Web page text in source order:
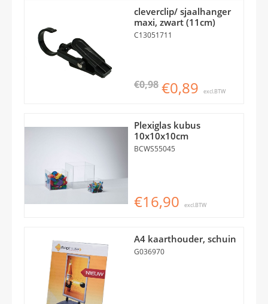
cleverclip/ sjaalhanger
maxi, zwart (11cm)
C13051711
€0,98 €0,89 excl.BTW
Plexiglas kubus
10x10x10cm
BCWS55045
€16,90 excl.BTW
A4 kaarthouder, schuin
G036970